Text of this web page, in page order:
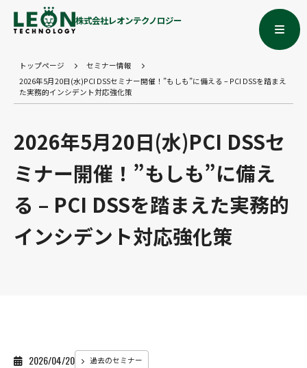
株式会社レオンテクノロジー
トップページ
セミナー情報
2026年5月20日(水)PCI DSSセミナー開催！”もしも”に備える – PCI DSSを踏まえ
た実務的インシデント対応強化策
2026年5月20日(水)PCI DSSセ
ミナー開催！”もしも”に備え
る – PCI DSSを踏まえた実務的
インシデント対応強化策
2026/04/20 過去のセミナー